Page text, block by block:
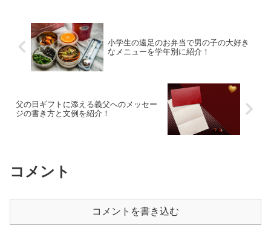
小学生の遠足のお弁当で男の子の大好き
なメニューを学年別に紹介！
父の日ギフトに添える義父へのメッセー
ジの書き方と文例を紹介！
コメント
コメントを書き込む